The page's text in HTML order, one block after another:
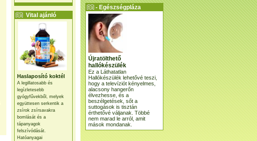
Vital ajánló
Haslaposító koktél
A legillatosabb és
legízletesebb
gyógyfűvekből, melyek
együttesen serkentik a
zsírok zsírsavakra
bomlását és a
tápanyagok
felszívódását.
Hatóanyagai
- Egészségpláza
ajánlatunk -
Újratölthető
hallókészülék
Ez a Láthatatlan
Hallókészülék lehetővé teszi,
hogy a televíziót kényelmes,
alacsony hangerőn
élvezhesse, és a
beszélgetések, sőt a
suttogások is tisztán
érthetővé váljanak. Többé
nem marad le arról, amit
mások mondanak.